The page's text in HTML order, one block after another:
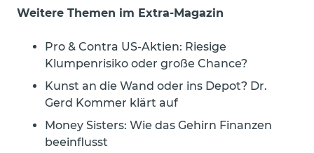
Weitere Themen im Extra-Magazin
Pro & Contra US-Aktien: Riesige
Klumpenrisiko oder große Chance?
Kunst an die Wand oder ins Depot? Dr.
Gerd Kommer klärt auf
Money Sisters: Wie das Gehirn Finanzen
beeinflusst